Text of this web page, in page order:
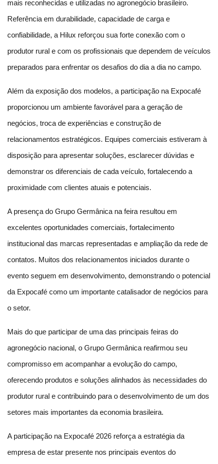
mais reconhecidas e utilizadas no agronegócio brasileiro.
Referência em durabilidade, capacidade de carga e
confiabilidade, a Hilux reforçou sua forte conexão com o
produtor rural e com os profissionais que dependem de veículos
preparados para enfrentar os desafios do dia a dia no campo.
Além da exposição dos modelos, a participação na Expocafé
proporcionou um ambiente favorável para a geração de
negócios, troca de experiências e construção de
relacionamentos estratégicos. Equipes comerciais estiveram à
disposição para apresentar soluções, esclarecer dúvidas e
demonstrar os diferenciais de cada veículo, fortalecendo a
proximidade com clientes atuais e potenciais.
A presença do Grupo Germânica na feira resultou em
excelentes oportunidades comerciais, fortalecimento
institucional das marcas representadas e ampliação da rede de
contatos. Muitos dos relacionamentos iniciados durante o
evento seguem em desenvolvimento, demonstrando o potencial
da Expocafé como um importante catalisador de negócios para
o setor.
Mais do que participar de uma das principais feiras do
agronegócio nacional, o Grupo Germânica reafirmou seu
compromisso em acompanhar a evolução do campo,
oferecendo produtos e soluções alinhados às necessidades do
produtor rural e contribuindo para o desenvolvimento de um dos
setores mais importantes da economia brasileira.
A participação na Expocafé 2026 reforça a estratégia da
empresa de estar presente nos principais eventos do